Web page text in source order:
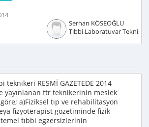
Serhan KÖSEOĞLU
Tıbbi Laboratuvar
teknikeri RESMİ GAZETEDE 2014
yayınlanan ftr teknikerinin meslek
göre; a)Fiziksel tıp ve rehabilitasyon
fizyoterapist gözetiminde fizik
tıbbi egzersizlerinin